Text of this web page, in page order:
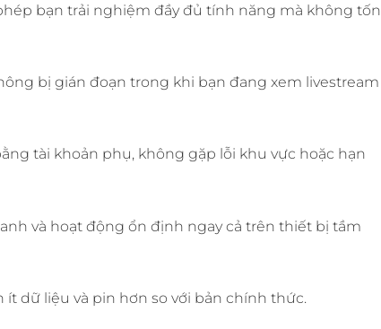
bạn trải nghiệm đầy đủ tính năng mà không tốn
bị gián đoạn trong khi bạn đang xem livestream
tài khoản phụ, không gặp lỗi khu vực hoặc hạn
và hoạt động ổn định ngay cả trên thiết bị tầm
dữ liệu và pin hơn so với bản chính thức.